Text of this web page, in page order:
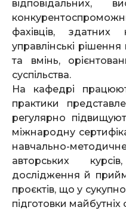
відповідальних,
фахівців, здатних
управлінські
та вмінь,
суспільства.
На кафедрі
практики
регулярно
міжнародну
навчально-
авторських
дослідження й
проєктів, що у
підготовки майбутніх